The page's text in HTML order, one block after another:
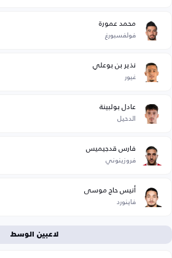
محمد عمورة
فولفسبورغ
نذير بن بوعلي
غيور
عادل بولبينة
الدحيل
فارس قدجيميس
فروزينوني
أنيس حاج موسى
فاينورد
لاعبين الوسط